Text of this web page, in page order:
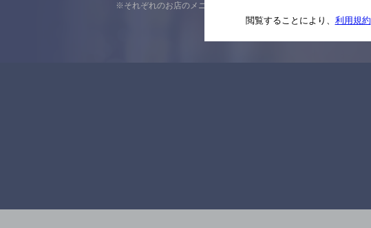
※それぞれのお店のメニューや営業時間などの掲載情報については、
閲覧することにより、 利用規約